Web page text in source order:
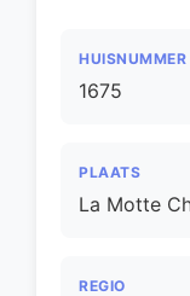
HUISNUMMER
1675
PLAATS
La Motte
REGIO